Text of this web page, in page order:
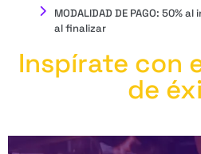
MODALIDAD DE PAGO: 50%
al finalizar
Inspírate con
de